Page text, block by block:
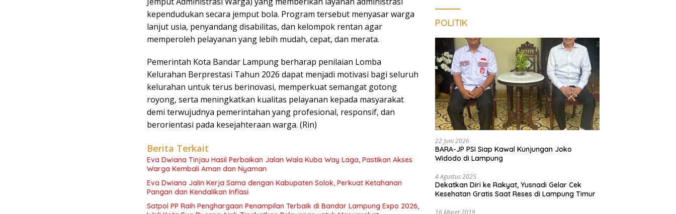
kependudukan secara jemput bola. Program tersebut menyasar warga
lanjut usia, penyandang disabilitas, dan kelompok rentan agar
memperoleh pelayanan yang lebih mudah, cepat, dan merata.
Pemerintah Kota Bandar Lampung berharap penilaian Lomba
Kelurahan Berprestasi Tahun 2026 dapat menjadi motivasi bagi seluruh
kelurahan untuk terus berinovasi, memperkuat semangat gotong
royong, serta meningkatkan kualitas pelayanan kepada masyarakat
demi terwujudnya pemerintahan yang profesional, responsif, dan
berorientasi pada kesejahteraan warga. (Rin)
Berita Terkait
Eva Dwiana Tinjau Hasil Perbaikan Jalan Wala Kuba Way Laga, Pastikan Akses
Warga Kembali Aman dan Nyaman
Eva Dwiana Jalin Kerja Sama dengan Kabupaten Solok, Perkuat Ketahanan
Pangan dan Kendalikan Inflasi
Satpol PP Raih Penghargaan Penampilan Terbaik di Bandar Lampung Expo 2026,
POLITIK
22 Juni 2026
BARA-JP PSI Siap Kawal Kunjungan Joko
Widodo di Lampung
4 Agustus 2025
Dekatkan Diri ke Rakyat, Yusnadi Gelar Cek
Kesehatan Gratis Saat Reses di Lampung Timur
16 Maret 2019